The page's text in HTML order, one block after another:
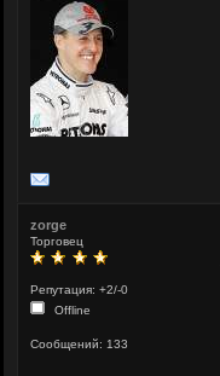
zorge
Торговец
Репутация: +2/-0
Offline
Сообщений: 133